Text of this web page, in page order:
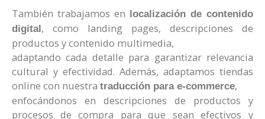
También trabajamos en localización de contenido
digital, como landing pages, descripciones de
productos y contenido multimedia,
adaptando cada detalle para garantizar relevancia
cultural y efectividad. Además, adaptamos tiendas
online con nuestra traducción para e-commerce,
enfocándonos en descripciones de productos y
procesos de compra para que sean efectivos y